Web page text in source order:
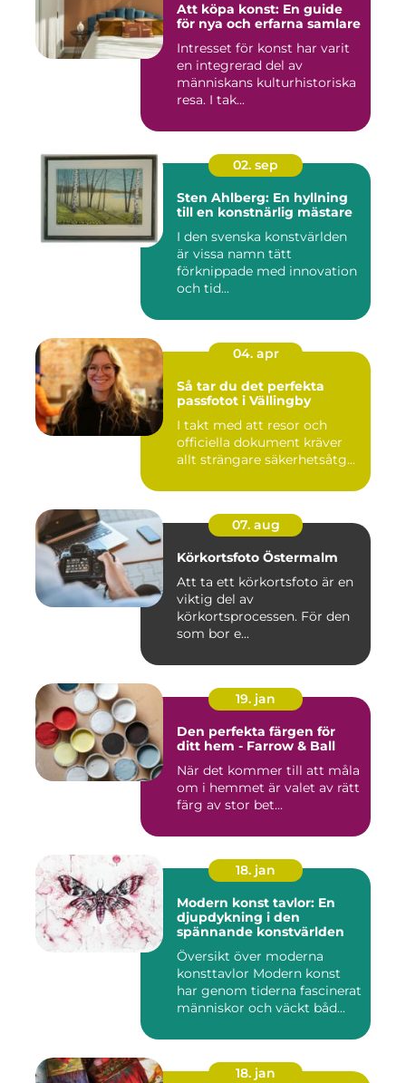
Att köpa konst: En guide
för nya och erfarna samlare
Intresset för konst har varit
en integrerad del av
människans kulturhistoriska
resa. I tak...
02. sep
Sten Ahlberg: En hyllning
till en konstnärlig mästare
I den svenska konstvärlden
är vissa namn tätt
förknippade med innovation
och tid...
04. apr
Så tar du det perfekta
passfotot i Vällingby
I takt med att resor och
officiella dokument kräver
allt strängare säkerhetsåtg...
07. aug
Körkortsfoto Östermalm
Att ta ett körkortsfoto är en
viktig del av
körkortsprocessen. För den
som bor e...
19. jan
Den perfekta färgen för
ditt hem - Farrow & Ball
När det kommer till att måla
om i hemmet är valet av rätt
färg av stor bet...
18. jan
Modern konst tavlor: En
djupdykning i den
spännande konstvärlden
Översikt över moderna
konsttavlor Modern konst
har genom tiderna fascinerat
människor och väckt båd...
18. jan